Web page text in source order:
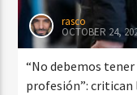
rasco
OCTOBER 24,
“No debemos
profesión”: